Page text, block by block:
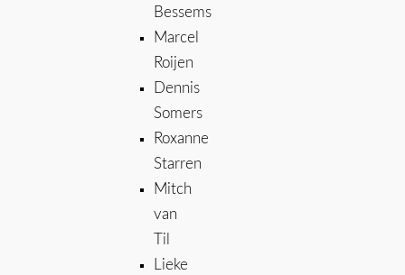
Bessems
Marcel
Roijen
Dennis
Somers
Roxanne
Starren
Mitch
van
Til
Lieke